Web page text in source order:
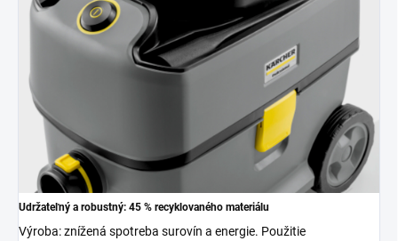
Udržateľný a robustný: 45 % recyklovaného materiálu
Výroba: znížená spotreba surovín a energie. Použitie